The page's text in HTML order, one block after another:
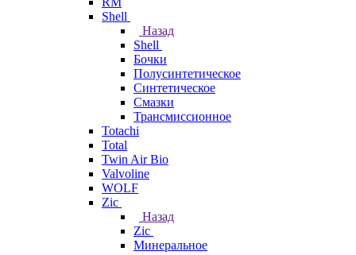
Shell
Назад
Shell
Бочки
Полусинтетическое
Синтетическое
Смазки
Трансмиссионное
Totachi
Total
Twin Air Bio
Valvoline
WOLF
Zic
Назад
Zic
Минеральное